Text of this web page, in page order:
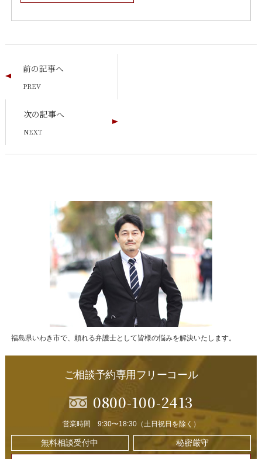
福島県いわき市で、頼れる弁護士として皆様の悩みを解決いたします。
ご相談予約専用フリーコール
0800-100-2413
営業時間 9:30〜18:30（土日祝日を除く）
無料相談受付中 秘密厳守
前の記事へ
次の記事へ